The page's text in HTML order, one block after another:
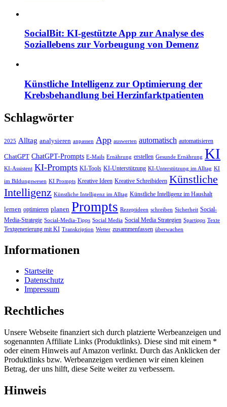
SocialBit: KI-gestützte App zur Analyse des
Soziallebens zur Vorbeugung von Demenz
Künstliche Intelligenz zur Optimierung der
Krebsbehandlung bei Herzinfarktpatienten
Schlagwörter
2025 Alltag analysieren anpassen App auswerten automatisch automatisieren
ChatGPT ChatGPT-Prompts E-Mails Ernährung erstellen Gesunde Ernährung KI
KI-Assistent KI-Prompts KI-Tools KI-Unterstützung KI-Unterstützung im Alltag KI
im Bildungswesen KI Prompts Kreative Ideen Kreative Schreibideen Künstliche
Intelligenz Künstliche Intelligenz im Alltag Künstliche Intelligenz im Haushalt
lernen optimieren planen Prompts Rezeptideen schreiben Sicherheit Social-
Media-Strategie Social-Media-Tipps Social Media Social Media Strategien Spartipps Texte
Textgenerierung mit KI Transkription Wetter zusammenfassen überwachen
Informationen
Startseite
Datenschutz
Impressum
Rechtliches
Unsere Webseite finanziert sich durch platzierte Werbeanzeigen und
sogenannten Affiliate Links (Produktlinks). Diese sind mit einem *
oder einem Hinweis auf Amazon verlinkt. Durch das Anklicken der
Produktlinks bzw. Werbeanzeigen verdienen wir einen kleinen
Betrag, der uns hilft, diese Seite weiter zu verbessern.
Hinweis